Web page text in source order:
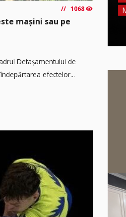
1068
mașini sau pe
Detașamentului de
efectelor...